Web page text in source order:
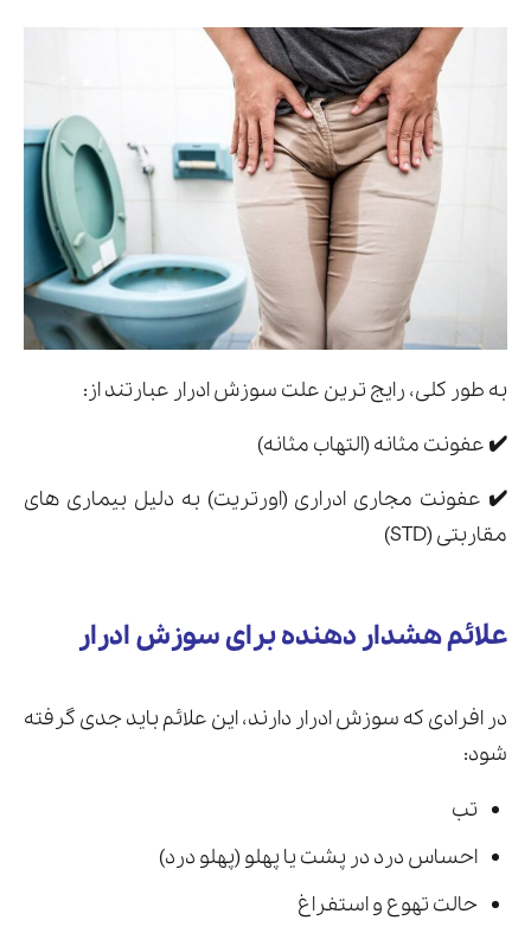
به طور کلی، رایج ترین علت سوزش ادرار عبارتند از:
✔️عفونت مثانه (التهاب مثانه)
✔️ عفونت مجاری ادراری (اورتریت) به دلیل بیماری های
مقاربتی (STD)
علائم هشدار دهنده برای سوزش ادرار
در افرادی که سوزش ادرار دارند، این علائم باید جدی گرفته
شود:
تب
احساس درد در پشت یا پهلو (پهلو درد)
حالت تهوع و استفراغ